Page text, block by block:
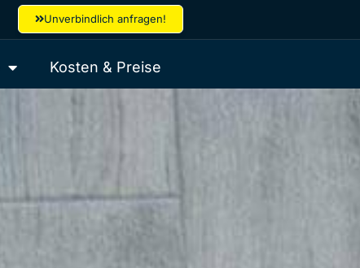
Unverbindlich anfragen!
Kosten & Preise